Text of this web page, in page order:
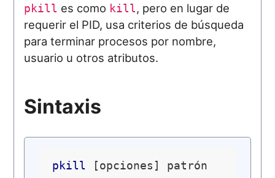
pkill es como kill, pero en lugar de
requerir el PID, usa criterios de búsqueda
para terminar procesos por nombre,
usuario u otros atributos.
Sintaxis
pkill